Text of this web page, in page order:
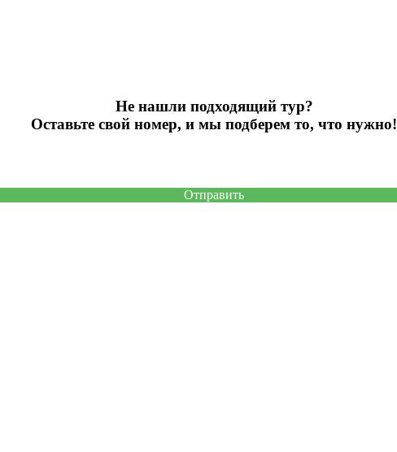
Не нашли подходящий тур?
Оставьте свой номер, и мы подберем то, что нужно!
Отправить